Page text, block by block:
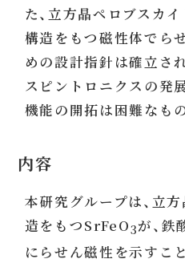
た、立方晶ペロブスカ
構造をもつ磁性体でら
めの設計指針は確立さ
スピントロニクスの発
機能の開拓は困難なも
内容
本研究グループは、立
造をもつSrFeO3が、
にらせん磁性を示すこ